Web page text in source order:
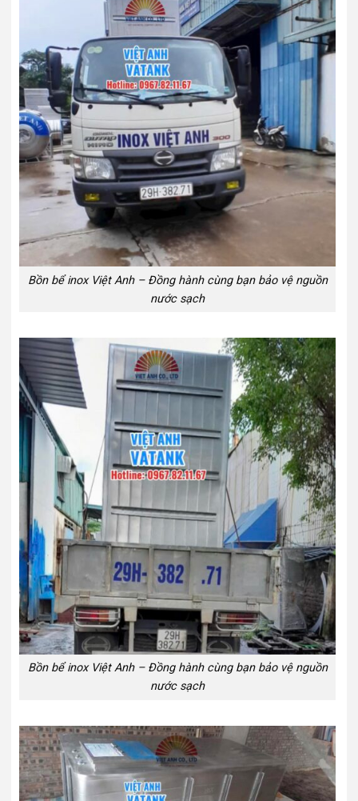
Bồn bể inox Việt Anh – Đồng hành cùng bạn bảo vệ nguồn
nước sạch
Bồn bể inox Việt Anh – Đồng hành cùng bạn bảo vệ nguồn
nước sạch